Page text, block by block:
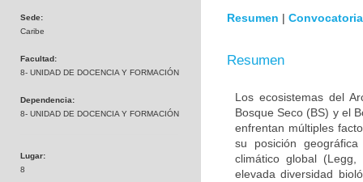
Sede:
Caribe
Facultad:
8- UNIDAD DE DOCENCIA Y FORMACIÓN
Dependencia:
8- UNIDAD DE DOCENCIA Y FORMACIÓN
Lugar:
8
Resumen | Convocatoria
Resumen
Los ecosistemas del
Bosque Seco (BS) y el
enfrentan múltiples
su posición
climático global
elevada diversidad